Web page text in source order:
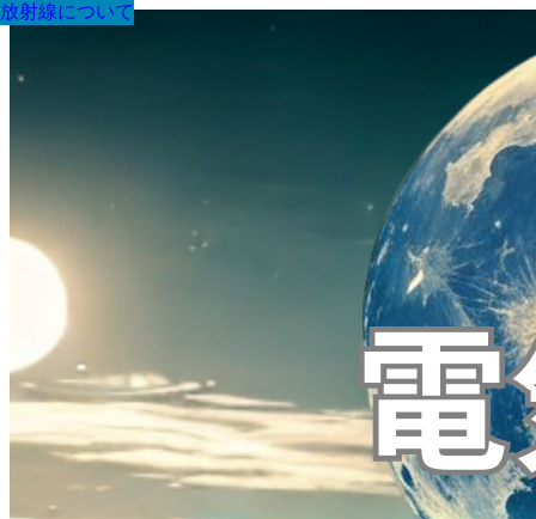
放射線について
放射線について
放射線について
放射線について
放射線について
放射線について
放射線について
放射線について
放射線について